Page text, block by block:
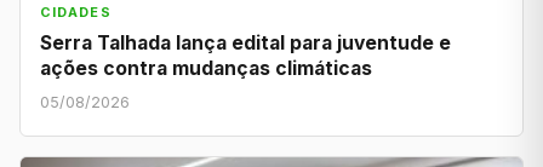
CIDADES
Serra Talhada lança edital para juventude e
ações contra mudanças climáticas
05/08/2026